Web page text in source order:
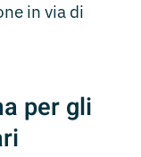
in via di
per gli